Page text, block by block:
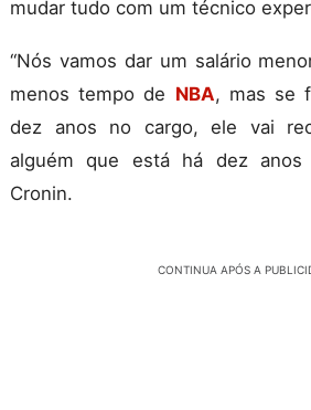
mudar tudo com um técnico
“Nós vamos dar um salário
menos tempo de NBA, mas se
dez anos no cargo, ele vai
alguém que está há dez anos
Cronin.
CONTINUA APÓS A